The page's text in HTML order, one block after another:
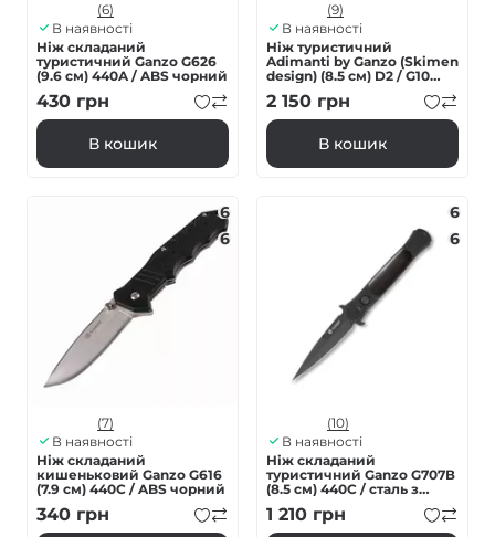
(6)
В наявності
Ніж складаний
туристичний Ganzo G626
(9.6 см) 440A / ABS чорний
430 грн
В кошик
(9)
В наявності
Нiж туристичний
Adimanti by Ganzo (Skimen
design) (8.5 см) D2 / G10
карбон
2 150 грн
В кошик
6
6
(7)
В наявності
Ніж складаний
кишеньковий Ganzo G616
(7.9 см) 440C / ABS чорний
340 грн
6
6
(10)
В наявності
Ніж складаний
туристичний Ganzo G707В
(8.5 см) 440C / сталь з
деревом чорний
1 210 грн